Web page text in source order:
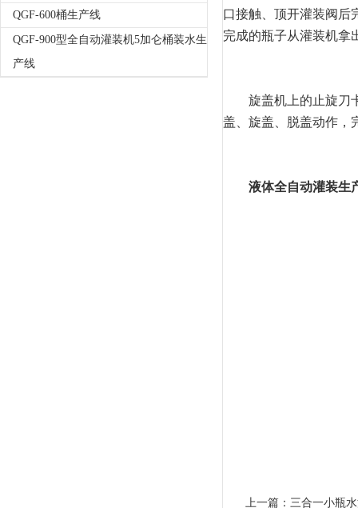
QGF-600桶生产线
QGF-900型全自动灌装机5加仑桶装水生
产线
口接触、顶开灌装阀后
完成的瓶子从灌装机拿
旋盖机上的止旋刀卡
盖、旋盖、脱盖动作，
液体全自动灌装生
上一篇： 三合一小瓶